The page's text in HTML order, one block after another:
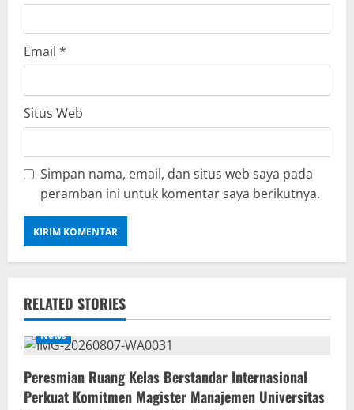
Email *
Situs Web
Simpan nama, email, dan situs web saya pada
peramban ini untuk komentar saya berikutnya.
RELATED STORIES
News
Peresmian Ruang Kelas Berstandar Internasional
Perkuat Komitmen Magister Manajemen Universitas